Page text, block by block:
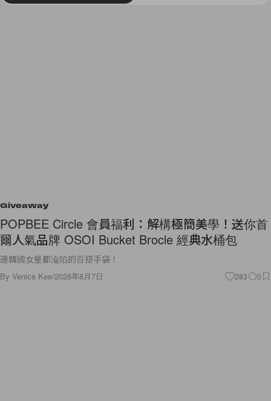
Giveaway
POPBEE Circle 會員福利：解構極簡美學！送你首
爾人氣品牌 OSOI Bucket Brocle 經典水桶包
連韓國女星都淪陷的百搭手袋！
By Venice Kee/2026年8月7日 283 0